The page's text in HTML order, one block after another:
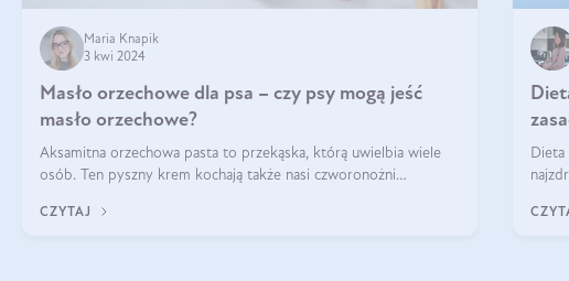
Maria Knapik
3 kwi 2024
Masło orzechowe dla psa – czy psy mogą jeść
masło orzechowe?
Aksamitna orzechowa pasta to przekąska, którą uwielbia wiele
osób. Ten pyszny krem kochają także nasi czworonożni
Czy jest ono bezpieczne d
CZYTAJ
Dieta